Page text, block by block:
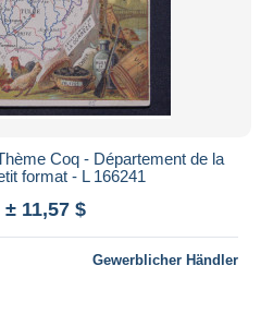
Coq - Département de la
format - L 166241
± 11,57 $
Gewerblicher Händler